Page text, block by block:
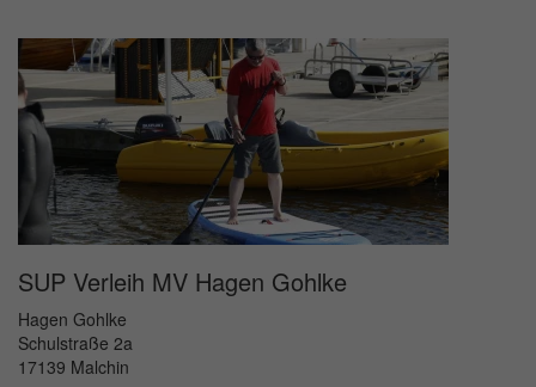
SUP Verleih MV Hagen Gohlke
Hagen Gohlke
Schulstraße 2a
17139 Malchin